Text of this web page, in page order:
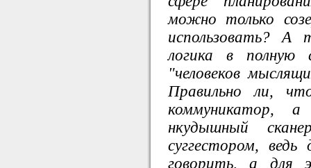
можно только
использовать? А
логика в полную
"человеков
Правильно ли,
коммуникатор,
нкудышный
суггестором,
говорить, а для